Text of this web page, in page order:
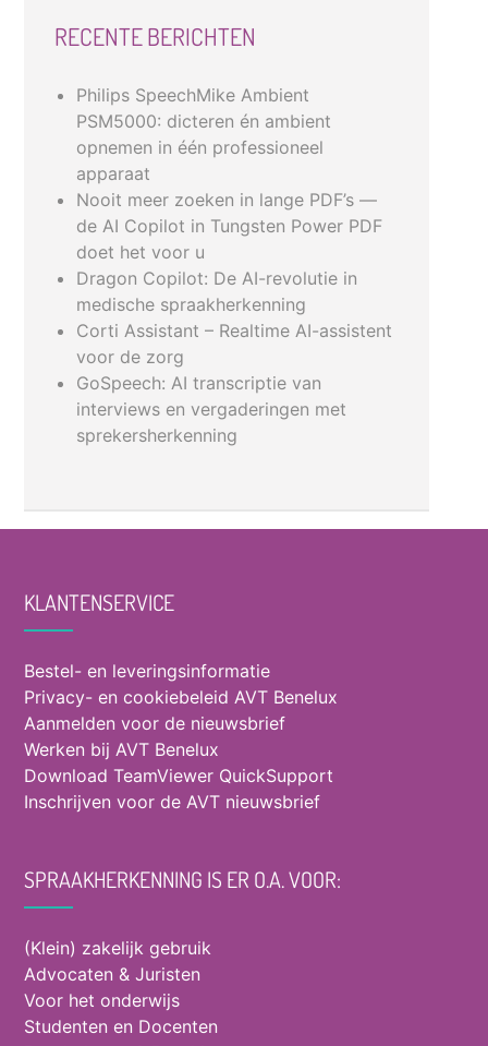
RECENTE BERICHTEN
Philips SpeechMike Ambient
PSM5000: dicteren én ambient
opnemen in één professioneel
apparaat
Nooit meer zoeken in lange PDF’s —
de AI Copilot in Tungsten Power PDF
doet het voor u
Dragon Copilot: De AI-revolutie in
medische spraakherkenning
Corti Assistant – Realtime AI-assistent
voor de zorg
GoSpeech: AI transcriptie van
interviews en vergaderingen met
sprekersherkenning
KLANTENSERVICE
Bestel- en leveringsinformatie
Privacy- en cookiebeleid AVT Benelux
Aanmelden voor de nieuwsbrief
Werken bij AVT Benelux
Download TeamViewer QuickSupport
Inschrijven voor de AVT nieuwsbrief
SPRAAKHERKENNING IS ER O.A. VOOR:
(Klein) zakelijk gebruik
Advocaten & Juristen
Voor het onderwijs
Studenten en Docenten